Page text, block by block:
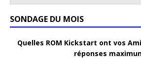
SONDAGE DU MOIS
Quelles ROM Kickstart ont vos
réponses